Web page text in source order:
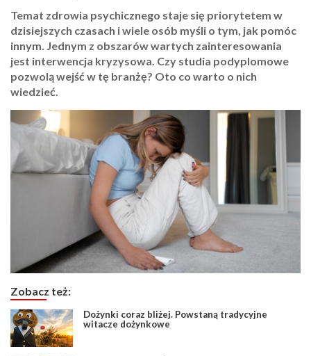
Temat zdrowia psychicznego staje się priorytetem w
dzisiejszych czasach i wiele osób myśli o tym, jak pomóc
innym. Jednym z obszarów wartych zainteresowania
jest interwencja kryzysowa. Czy studia podyplomowe
pozwolą wejść w tę branżę? Oto co warto o nich
wiedzieć.
Zobacz też:
Dożynki coraz bliżej. Powstaną tradycyjne
witacze dożynkowe